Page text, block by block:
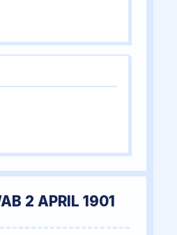
2 APRIL 1901